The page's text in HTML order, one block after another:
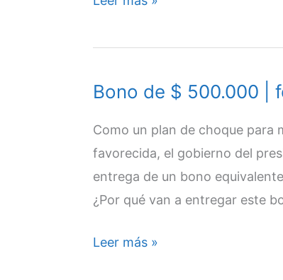
acción
Inician
de
diciembre
|
07
Bono de $ 500.000 |
Como un plan de choque para
favorecida, el gobierno del
entrega de un bono
¿Por qué van a entregar este
Bono
Leer más »